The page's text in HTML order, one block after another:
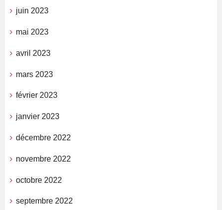
juin 2023
mai 2023
avril 2023
mars 2023
février 2023
janvier 2023
décembre 2022
novembre 2022
octobre 2022
septembre 2022